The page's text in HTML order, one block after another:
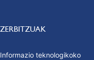
ZERBITZUAK
Informazio teknologikoko